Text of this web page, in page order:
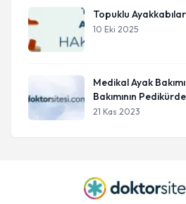
Topuklu
10 Eki 2025
Medikal Ayak
Bakımının
21 Kas 2023